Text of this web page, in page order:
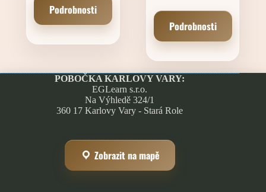
Podrobnosti
Podrobnosti
POBOČKA KARLOVY VARY:
EGLearn s.r.o.
Na Výhledě 324/1
360 17 Karlovy Vary - Stará Role
Zobrazit na mapě